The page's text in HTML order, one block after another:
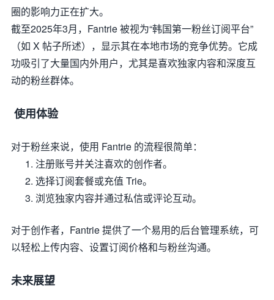
圈的影响力正在扩大。
截至2025年3月，Fantrie 被视为“韩国第一粉丝订阅平台”
（如 X 帖子所述），显示其在本地市场的竞争优势。它成
功吸引了大量国内外用户，尤其是喜欢独家内容和深度互
动的粉丝群体。
使用体验
对于粉丝来说，使用 Fantrie 的流程很简单：
注册账号并关注喜欢的创作者。
选择订阅套餐或充值 Trie。
浏览独家内容并通过私信或评论互动。
对于创作者，Fantrie 提供了一个易用的后台管理系统，可
以轻松上传内容、设置订阅价格和与粉丝沟通。
未来展望